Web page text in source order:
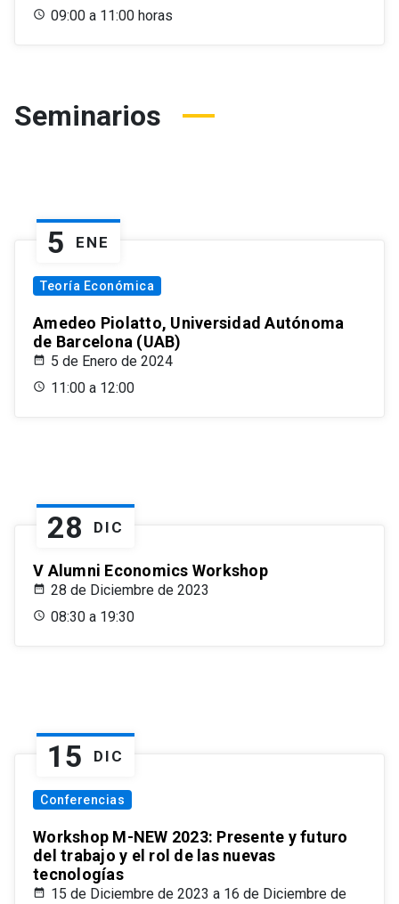
09:00 a 11:00 horas
Seminarios
5 ENE
Teoría Económica
Amedeo Piolatto, Universidad Autónoma
de Barcelona (UAB)
5 de Enero de 2024
11:00 a 12:00
28 DIC
V Alumni Economics Workshop
28 de Diciembre de 2023
08:30 a 19:30
15 DIC
Conferencias
Workshop M-NEW 2023: Presente y futuro
del trabajo y el rol de las nuevas
tecnologías
15 de Diciembre de 2023 a 16 de Diciembre de